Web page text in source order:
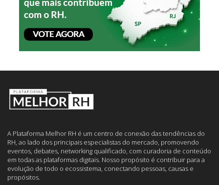
A Plataforma Melhor RH é um centro de conexão das tendências do
RH, ao lado dos principais especialistas do mercado, promovendo
eventos, debates, networking qualificado, com curadoria de conteúdo
em todas as plataformas digitais. Nosso propósito é contribuir para a
evolução de todo o ecossistema, conectando pessoas, causas e
propósitos.